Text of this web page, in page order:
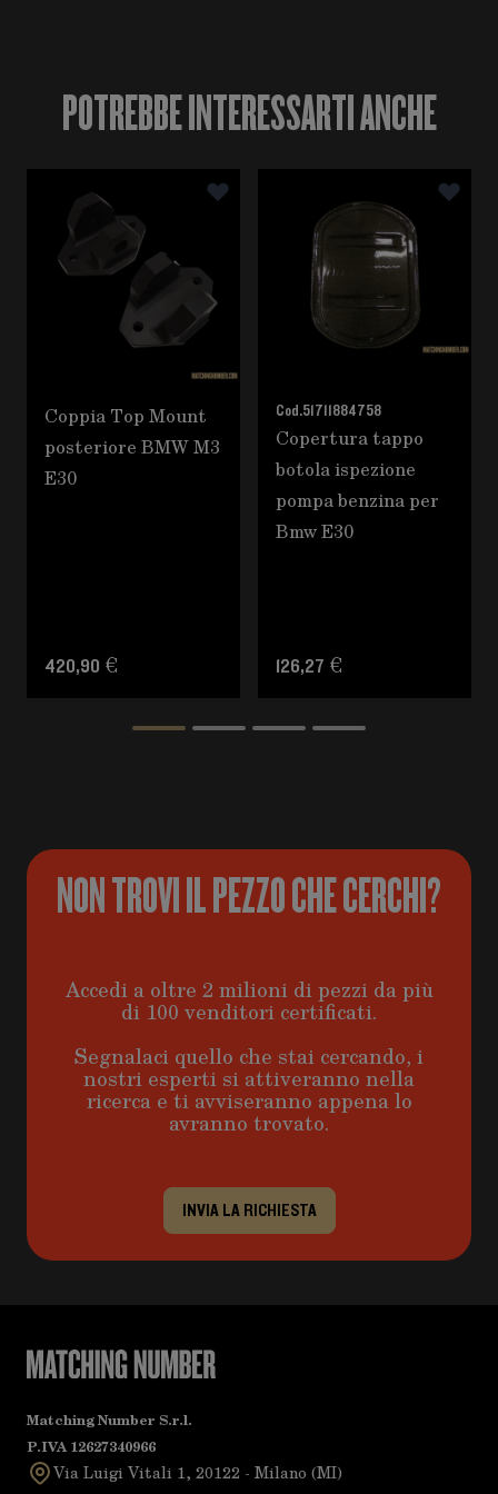
POTREBBE INTERESSARTI ANCHE
È possibile navigare tra gli elementi del carosello
Premere per saltare il carosello
Coppia Top Mount
posteriore BMW M3
E30
420,90 €
Cod.51711884758
Copertura tappo
botola ispezione
pompa benzina per
Bmw E30
126,27 €
NON TROVI IL PEZZO CHE CERCHI?
Accedi a oltre 2 milioni di pezzi da più
di 100 venditori certificati.
Segnalaci quello che stai cercando, i
nostri esperti si attiveranno nella
ricerca e ti avviseranno appena lo
avranno trovato.
INVIA LA RICHIESTA
Matching Number S.r.l.
P.IVA 12627340966
Via Luigi Vitali 1, 20122 - Milano (MI)